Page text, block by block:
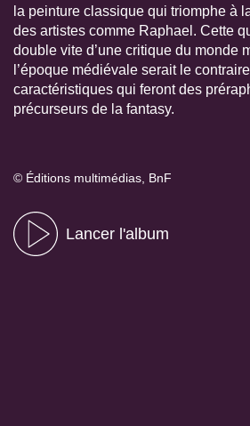
la peinture classique qui triomphe à
des artistes comme Raphael. Cette
double vite d’une critique du monde
l’époque médiévale serait le
caractéristiques qui feront des
précurseurs de la fantasy.
© Éditions multimédias, BnF
Lancer l'album